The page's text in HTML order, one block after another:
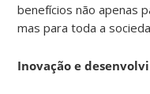
benefícios não apenas
mas para toda a
Inovação e